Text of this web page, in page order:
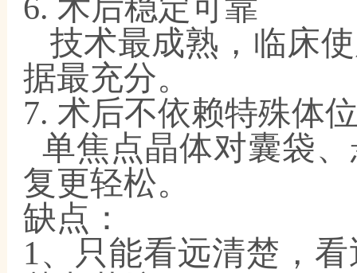
6. 术后稳定可靠
技术最成熟，临床
据最充分。
7. 术后不依赖特殊体
单焦点晶体对囊袋
复更轻松。
缺点：
1、只能看远清楚，